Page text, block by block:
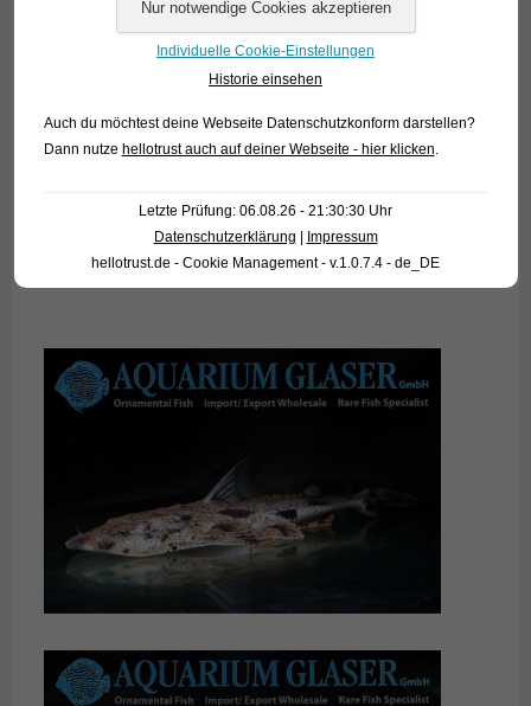
Individuelle Cookie-Einstellungen
Historie einsehen
Auch du möchtest deine Webseite Datenschutzkonform darstellen?
Dann nutze hellotrust auch auf deiner Webseite - hier klicken
Letzte Prüfung: 06.08.26 - 21:30:30 Uhr
Datenschutzerklärung | Impressum
hellotrust.de - Cookie Management - v.1.0.7.4 - de_DE